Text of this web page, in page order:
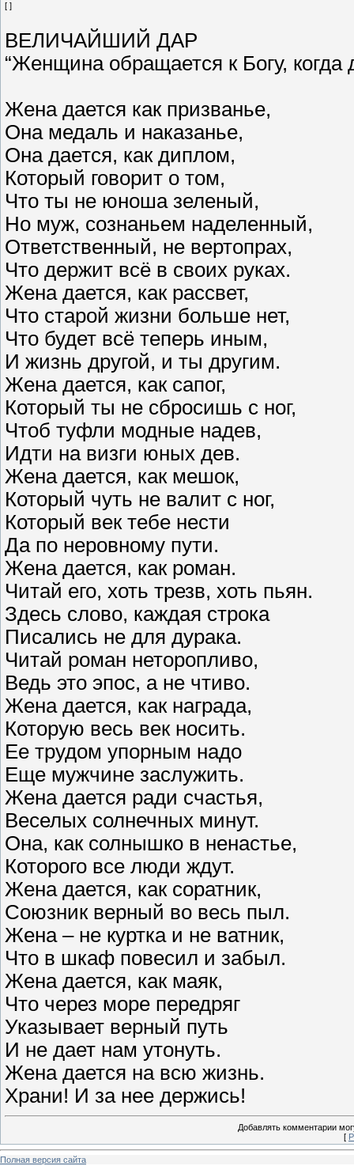
[ ]
ВЕЛИЧАЙШИЙ ДАР
“Женщина обращается к Богу, когда
Жена дается как призванье,
Она медаль и наказанье,
Она дается, как диплом,
Который говорит о том,
Что ты не юноша зеленый,
Но муж, сознаньем наделенный,
Ответственный, не вертопрах,
Что держит всё в своих руках.
Жена дается, как рассвет,
Что старой жизни больше нет,
Что будет всё теперь иным,
И жизнь другой, и ты другим.
Жена дается, как сапог,
Который ты не сбросишь с ног,
Чтоб туфли модные надев,
Идти на визги юных дев.
Жена дается, как мешок,
Который чуть не валит с ног,
Который век тебе нести
Да по неровному пути.
Жена дается, как роман.
Читай его, хоть трезв, хоть пьян.
Здесь слово, каждая строка
Писались не для дурака.
Читай роман неторопливо,
Ведь это эпос, а не чтиво.
Жена дается, как награда,
Которую весь век носить.
Ее трудом упорным надо
Еще мужчине заслужить.
Жена дается ради счастья,
Веселых солнечных минут.
Она, как солнышко в ненастье,
Которого все люди ждут.
Жена дается, как соратник,
Союзник верный во весь пыл.
Жена – не куртка и не ватник,
Что в шкаф повесил и забыл.
Жена дается, как маяк,
Что через море передряг
Указывает верный путь
И не дает нам утонуть.
Жена дается на всю жизнь.
Храни! И за нее держись!
Добавлять комментарии
[
Полная версия сайта